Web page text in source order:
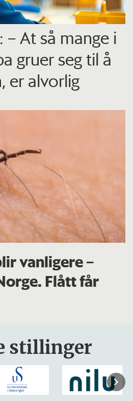
At så mange i
gruer seg til å
er alvorlig
vanligere –
Flått får
stillinger